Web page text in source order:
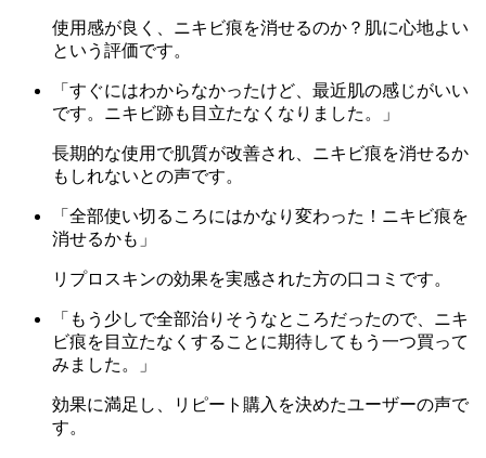
使用感が良く、ニキビ痕を消せるのか？肌に心地よい
という評価です。
「すぐにはわからなかったけど、最近肌の感じがいい
です。ニキビ跡も目立たなくなりました。」
長期的な使用で肌質が改善され、ニキビ痕を消せるか
もしれないとの声です。
「全部使い切るころにはかなり変わった！ニキビ痕を
消せるかも」
リプロスキンの効果を実感された方の口コミです。
「もう少しで全部治りそうなところだったので、ニキ
ビ痕を目立たなくすることに期待してもう一つ買って
みました。」
効果に満足し、リピート購入を決めたユーザーの声で
す。